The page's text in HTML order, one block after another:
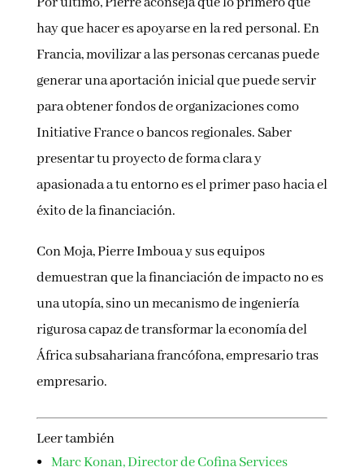
hay que hacer es apoyarse en la red personal. En
Francia, movilizar a las personas cercanas puede
generar una aportación inicial que puede servir
para obtener fondos de organizaciones como
Initiative France o bancos regionales. Saber
presentar tu proyecto de forma clara y
apasionada a tu entorno es el primer paso hacia el
éxito de la financiación.
Con Moja, Pierre Imboua y sus equipos
demuestran que la financiación de impacto no es
una utopía, sino un mecanismo de ingeniería
rigurosa capaz de transformar la economía del
África subsahariana francófona, empresario tras
empresario.
Leer también
Marc Konan, Director de Cofina Services